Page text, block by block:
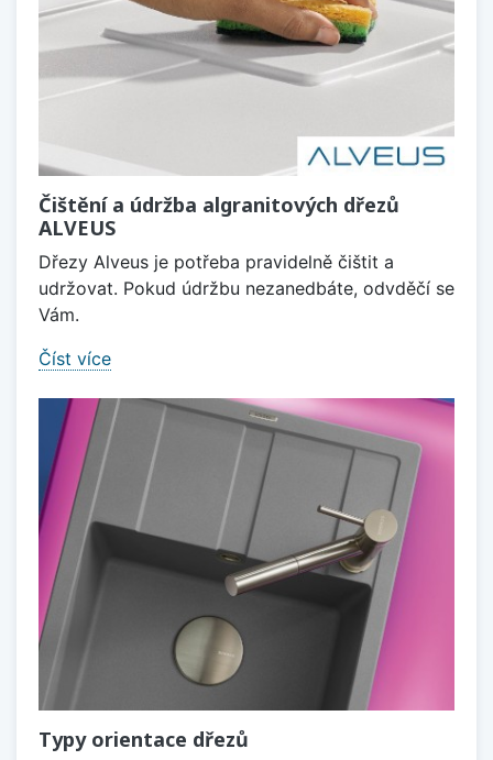
Čištění a údržba algranitových dřezů
ALVEUS
Dřezy Alveus je potřeba pravidelně čištit a
udržovat. Pokud údržbu nezanedbáte, odvděčí se
Vám.
Číst více
Typy orientace dřezů